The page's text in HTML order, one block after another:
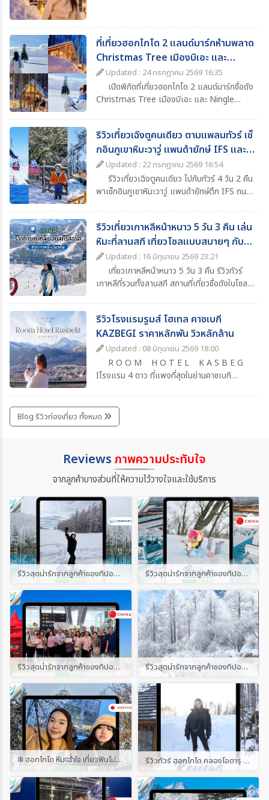
ที่เที่ยวฮอกไกโด 2 แลนด์มาร์กห้ามพลาด
Christmas Tree เมืองบิเอะ และ
Ningle Terrace เมืองฟุราโนะ
Updated : 24 กรกฎาคม 2569 16:35
เปิดพิกัดที่เที่ยวฮอกไกโด 2 แลนด์มาร์กชื่อดัง
Christmas Tree เมืองบิเอะ และ Ningle
รีวิวเที่ยวเฉิงตูคนเดียว ตามแพลนทัวร์ เช็
กอินภูเขาหิมะวาวู่ แพนด้ายักษ์ IFS และ
แลนด์มาร์กห้ามพลาด
Updated : 22 กรกฎาคม 2569 16:54
รีวิวเที่ยวเฉิงตูคนเดียว ไปกับทัวร์ 4 วัน 2 คืน
พาเช็กอินภูเขาหิมะวาวู่ แพนด้ายักษ์ตึก IFS ถนน
รีวิวเที่ยวเกาหลีหน้าหนาว 5 วัน 3 คืน เล่น
หิมะที่ลานสกี เที่ยวโซลแบบสบายๆ กับ
ทัวร์Updated : 16 มิถุนายน 2569 23:21
เที่ยวเกาหลีหน้าหนาว 5 วัน 3 คืน รีวิวทัวร์
เกาหลีที่รวมทั้งลานสกี สถานที่เที่ยวชื่อดังในโซล
เกาหลีแบบสบาย ๆ ครบทุกไฮไลท์
รีวิวโรงแรมรูมส์ โฮเทล คาซเบกี
KAZBEGI ราคาหลักพัน วิวหลักล้าน
Updated : 08 มิถุนายน 2569 18:00
R O O M H O T E L K A S B E G
Iโรงแรม 4 ดาว ที่แพงที่สุดในย่านคาซเบกิ
ว้าวเหมือนเที่ยวในทวีปยุโรป แต่ว่าราคาและค่า
ครองชีพที่เราจับต้องได้สิ่งอำนวยความสะดวก
สะดวกขนาดนี้ถ้า เป็นประเทศไทย ราคาเกินหมื่นไป
เยอะแน่ๆ แล้วก็ไม่ได้หมายความว่าโรงแรมนี้ดี
ที่สุดนะ เพราะว่าถ้าใครลองหาข้อมูลโรงแรมย่าน
ของจริง !!
Blog รีวิวท่องเที่ยว ทั้งหมด
Reviews ภาพความประทับใจ
จากลูกค้าบางส่วนที่ให้ความไว้วางใจและใช้บริการ
รีวิวสุดน่ารักจากลูกค้าของทิปออนทริปทัวร์ เส้นทาง ญี่ปุ่น ฮอกไกโด วินเทอร์ 6D4N รีวิวสุดน่ารักจากลูกค้าของทิปออนทริปทัวร์ เส้นทางฮาร์บิ้น
รีวิวสุดน่ารักจากลูกค้าของทิปออนทริปทัวร์ พร้อมแนบคลิป เส้นทางชิงเต่า รีวิวสุดน่ารักจากลูกค้าของทิปออนทริปทัวร์ พร้อมแนบคลิป
❄️ ฮอกไกโด หิมะฉ่ำใจ เที่ยวฟินไม่จกตา ⛄ ขอบคุณผู้โดยสารน่ารักทุกท่านที่ไว้ใจเดินทางกับ Tip on Trip Tour นะคะ บินจริง รีวิวจริง ไม่ปิดคอมเมนต์ ไม่ลบโพสต์ ✈️ ใครเคยไปกับเรา มาแชร์โมเมนต์ความฟินกันได้น้า~ #รีวิวทิปออนทริปทัวร์ รีวิวทัวร์ ฮอกไกโด คลองโอตารุ อาซาฮิกาว่า 6 วัน 4 คืน